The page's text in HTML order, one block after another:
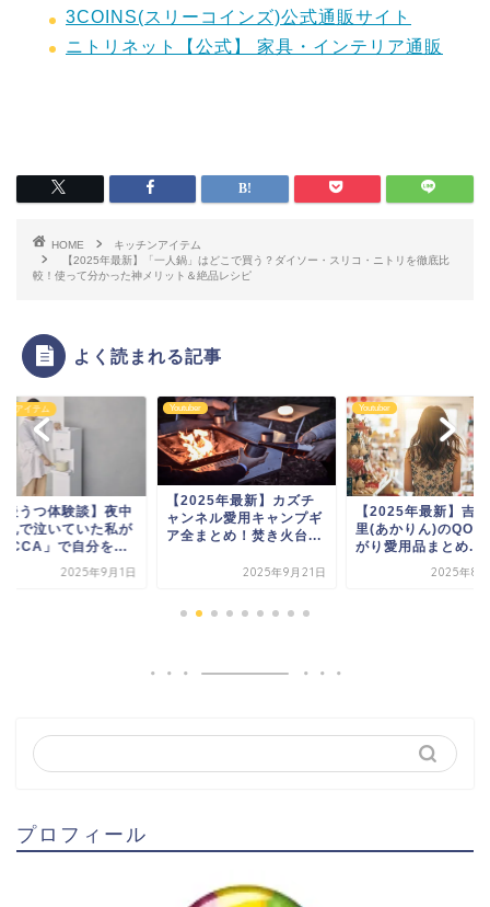
3COINS(スリーコインズ)公式通販サイト
ニトリネット【公式】 家具・インテリア通販
HOME
キッチンアイテム
【2025年最新】「一人鍋」はどこで買う？ダイソー・スリコ・ニトリを徹底比
較！使って分かった神メリット＆絶品レシピ
よく読まれる記事
ンアイテム
後うつ体験談】夜中
乳で泣いていた私が
」で自分を...
2025年9月1日
Youtuber
【2025年最新】カズチ
ャンネル愛用キャンプギ
ア全まとめ！焚き火台...
2025年9月21日
Youtuber
【2025年最新】吉
里(あかりん)のQOL
がり愛用品まとめ...
2025年8
プロフィール